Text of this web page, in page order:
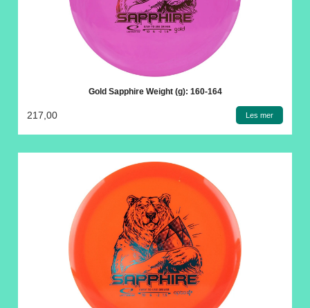
Gold Sapphire Weight (g): 160-164
217,00 Les mer